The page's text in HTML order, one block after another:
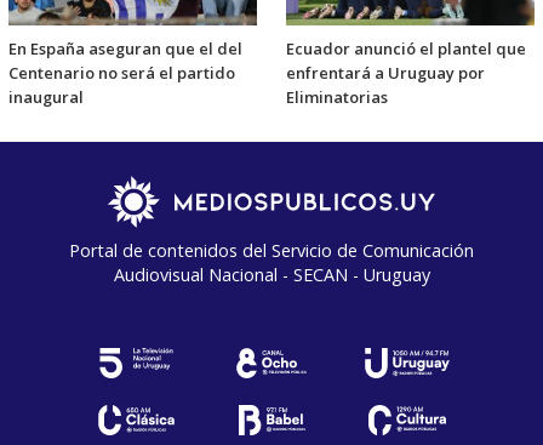
En España aseguran que el del
Centenario no será el partido
inaugural
Ecuador anunció el plantel que
enfrentará a Uruguay por
Eliminatorias
Portal de contenidos del Servicio de Comunicación
Audiovisual Nacional - SECAN - Uruguay